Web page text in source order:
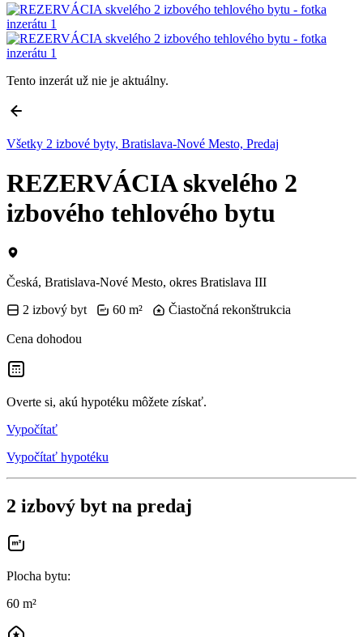
Tento inzerát už nie je aktuálny.
Všetky 2 izbové byty, Bratislava-Nové Mesto, Predaj
REZERVÁCIA skvelého 2
izbového tehlového bytu
Česká, Bratislava-Nové Mesto, okres Bratislava III
2 izbový byt
60 m² Čiastočná rekonštrukcia
Cena dohodou
Overte si, akú hypotéku môžete získať.
Vypočítať
Vypočítať hypotéku
2 izbový byt na predaj
Plocha bytu:
60 m²